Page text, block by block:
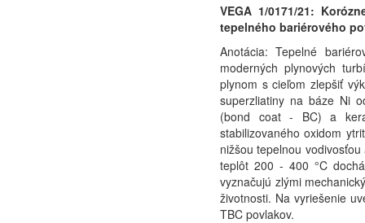
VEGA 1/0171/21:
tepelného bariérového
Anotácia: Tepelné
moderných plynových
plynom s cieľom zlepšiť
superzliatiny na báze Ni
(bond coat - BC) a
stabilizovaného oxidom
nižšou tepelnou
teplôt 200 - 400 °C
vyznačujú zlými
životnosti. Na vyriešenie
TBC povlakov.